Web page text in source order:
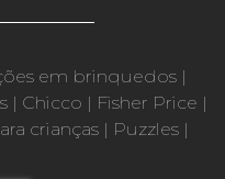
em brinquedos |
| Chicco | Fisher Price |
crianças| Puzzles|